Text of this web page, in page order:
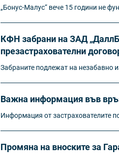
„Бонус-Малус“ вече 15 години не
КФН забрани на ЗАД
презастрахователни
Забраните подлежат на незабавно
Важна информация във
Информация от застрахователите
Промяна на вноските за